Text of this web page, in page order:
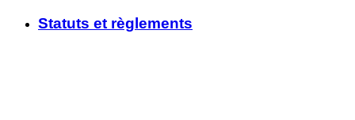
Statuts et règlements